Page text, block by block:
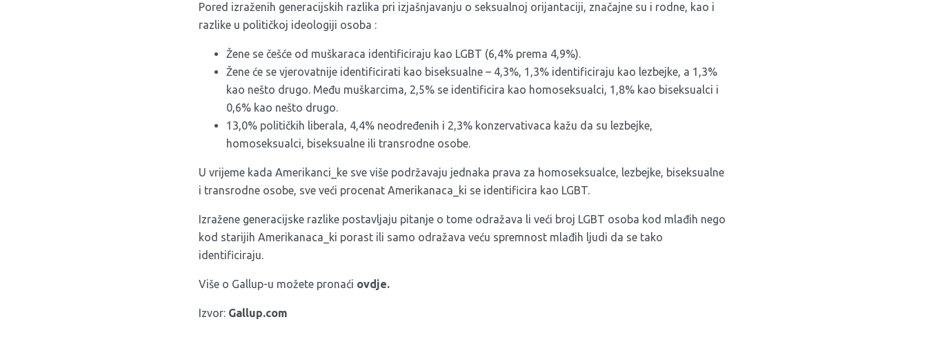
Pored izraženih generacijskih razlika pri izjašnjavanju o seksualnoj orijantaciji, značajne su i rodne, kao i
razlike u političkoj ideologiji osoba :
Žene se češće od muškaraca identificiraju kao LGBT (6,4% prema 4,9%).
Žene će se vjerovatnije identificirati kao biseksualne – 4,3%, 1,3% identificiraju kao lezbejke, a 1,3%
kao nešto drugo. Među muškarcima, 2,5% se identificira kao homoseksualci, 1,8% kao biseksualci i
0,6% kao nešto drugo.
13,0% političkih liberala, 4,4% neodređenih i 2,3% konzervativaca kažu da su lezbejke,
homoseksualci, biseksualne ili transrodne osobe.
U vrijeme kada Amerikanci_ke sve više podržavaju jednaka prava za homoseksualce, lezbejke, biseksualne
i transrodne osobe, sve veći procenat Amerikanaca_ki se identificira kao LGBT.
Izražene generacijske razlike postavljaju pitanje o tome odražava li veći broj LGBT osoba kod mlađih nego
kod starijih Amerikanaca_ki porast ili samo odražava veću spremnost mlađih ljudi da se tako
identificiraju.
Više o Gallup-u možete pronaći ovdje.
Izvor: Gallup.com